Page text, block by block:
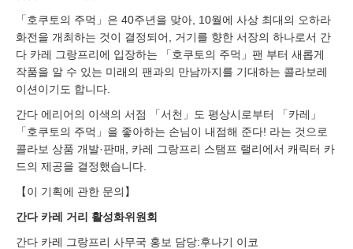
「호쿠토의 주먹」은 40주년을 맞아, 10월에 사상 최대의 오하라
화전을 개최하는 것이 결정되어, 거기를 향한 서장의 하나로서 간
다 카레 그랑프리에 입장하는 「호쿠토의 주먹」팬 부터 새롭게
작품을 알 수 있는 미래의 팬과의 만남까지를 기대하는 콜라보레
이션이기도 합니다.
간다 에리어의 이색의 서점 「서천」도 평상시로부터 「카레」
「호쿠토의 주먹」을 좋아하는 손님이 내점해 준다! 라는 것으로
콜라보 상품 개발·판매, 카레 그랑프리 스탬프 랠리에서 캐릭터 카
드의 제공을 결정했습니다.
【이 기획에 관한 문의】
간다 카레 거리 활성화위원회
간다 카레 그랑프리 사무국 홍보 담당:후나기 이코